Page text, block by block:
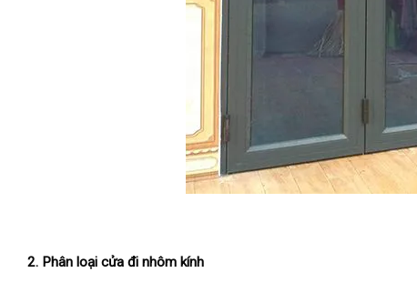
2. Phân loại cửa đi nhôm kính